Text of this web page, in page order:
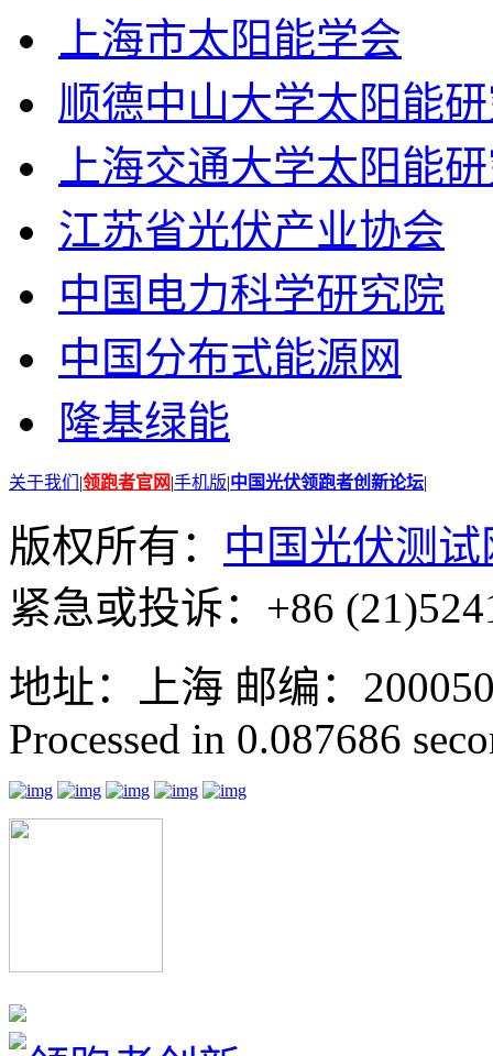
上海市太阳能学会
顺德中山大学太阳能
上海交通大学太阳能
江苏省光伏产业协会
中国电力科学研究院
中国分布式能源网
隆基绿能
关于我们 |领跑者官网|手机版|中国光伏领跑者创新论坛|
版权所有： 中国光伏测试
紧急或投诉：+86
地址：上海 邮编：
Processed in 0.087686